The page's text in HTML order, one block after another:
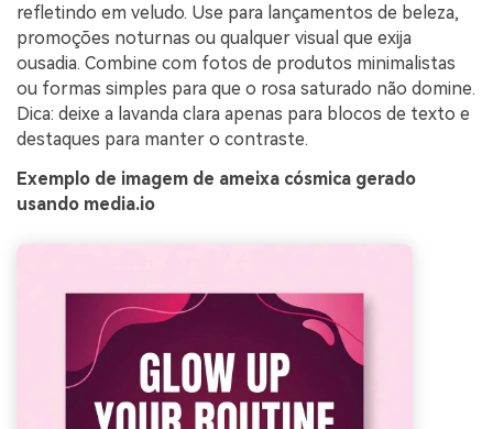
refletindo em veludo. Use para lançamentos de beleza,
promoções noturnas ou qualquer visual que exija
ousadia. Combine com fotos de produtos minimalistas
ou formas simples para que o rosa saturado não domine.
Dica: deixe a lavanda clara apenas para blocos de texto e
destaques para manter o contraste.
Exemplo de imagem de ameixa cósmica gerado
usando media.io